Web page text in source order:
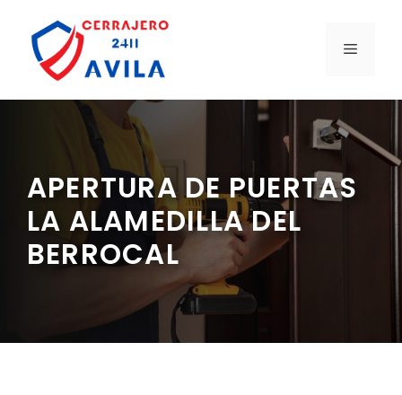
contenido
MENÚ
APERTURA DE PUERTAS
LA ALAMEDILLA DEL
BERROCAL